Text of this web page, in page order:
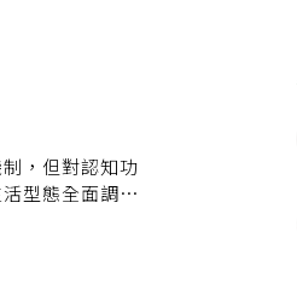
，但對認知功
型態全面調